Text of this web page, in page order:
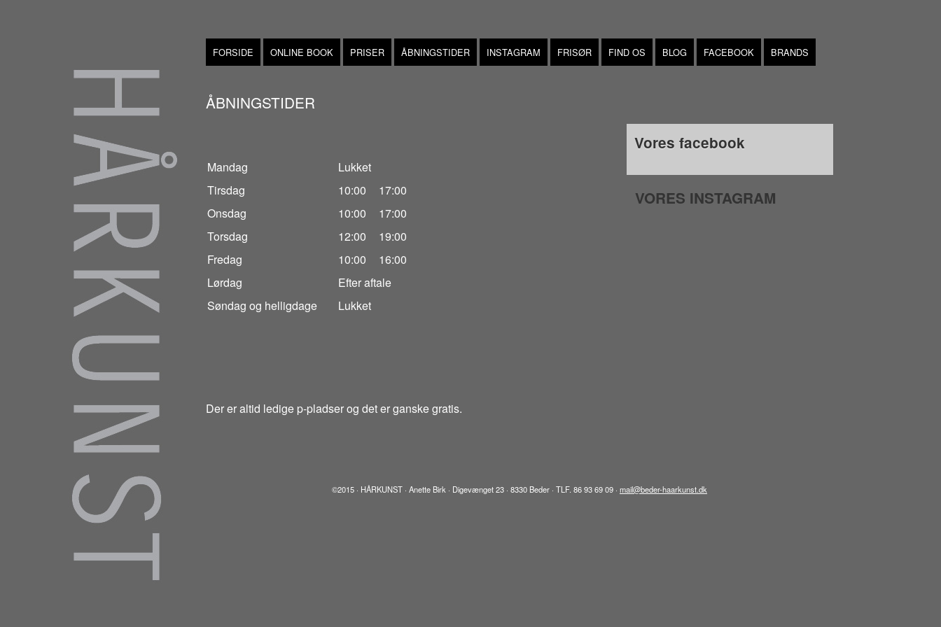
FORSIDE ONLINE BOOK PRISER ÅBNINGSTIDER INSTAGRAM FRISØR FIND OS BLOG FACEBOOK BRANDS
ÅBNINGSTIDER
Mandag
Lukket
Tirsdag
10:00
17:00
Onsdag
10:00
17:00
Torsdag
12:00
19:00
Fredag
10:00
16:00
Lørdag
Efter aftale
Søndag og helligdage
Lukket
Der er altid ledige p-pladser og det er ganske gratis.
Vores facebook
VORES INSTAGRAM
©2015 · HÅRKUNST · Anette Birk · Digevænget 23 · 8330 Beder · TLF. 86 93 69 09 · mail@beder-haarkunst.dk